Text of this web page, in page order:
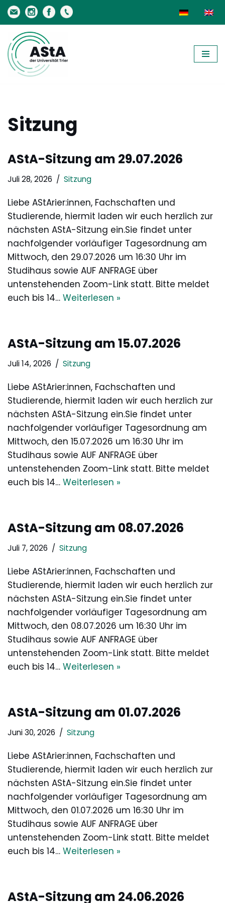
Zum
Inhalt
springen
Sitzung
AStA-Sitzung am 29.07.2026
Juli 28, 2026 Sitzung
Liebe AStArier:innen, Fachschaften und
Studierende, hiermit laden wir euch herzlich zur
nächsten AStA-Sitzung ein.Sie findet unter
nachfolgender vorläufiger Tagesordnung am
Mittwoch, den 29.07.2026 um 16:30 Uhr im
Studihaus sowie AUF ANFRAGE über
untenstehenden Zoom-Link statt. Bitte meldet
euch bis 14… Weiterlesen »
AStA-Sitzung am 15.07.2026
Juli 14, 2026 Sitzung
Liebe AStArier:innen, Fachschaften und
Studierende, hiermit laden wir euch herzlich zur
nächsten AStA-Sitzung ein.Sie findet unter
nachfolgender vorläufiger Tagesordnung am
Mittwoch, den 15.07.2026 um 16:30 Uhr im
Studihaus sowie AUF ANFRAGE über
untenstehenden Zoom-Link statt. Bitte meldet
euch bis 14… Weiterlesen »
AStA-Sitzung am 08.07.2026
Juli 7, 2026 Sitzung
Liebe AStArier:innen, Fachschaften und
Studierende, hiermit laden wir euch herzlich zur
nächsten AStA-Sitzung ein.Sie findet unter
nachfolgender vorläufiger Tagesordnung am
Mittwoch, den 08.07.2026 um 16:30 Uhr im
Studihaus sowie AUF ANFRAGE über
untenstehenden Zoom-Link statt. Bitte meldet
euch bis 14… Weiterlesen »
AStA-Sitzung am 01.07.2026
Juni 30, 2026 Sitzung
Liebe AStArier:innen, Fachschaften und
Studierende, hiermit laden wir euch herzlich zur
nächsten AStA-Sitzung ein.Sie findet unter
nachfolgender vorläufiger Tagesordnung am
Mittwoch, den 01.07.2026 um 16:30 Uhr im
Studihaus sowie AUF ANFRAGE über
untenstehenden Zoom-Link statt. Bitte meldet
euch bis 14… Weiterlesen »
AStA-Sitzung am 24.06.2026